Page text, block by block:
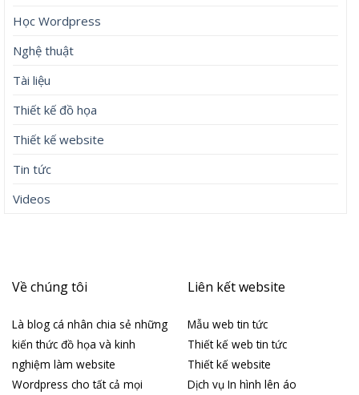
Học Wordpress
Nghệ thuật
Tài liệu
Thiết kế đồ họa
Thiết kế website
Tin tức
Videos
Về chúng tôi
Là blog cá nhân chia sẻ những
kiến thức đồ họa và kinh
nghiệm làm website
Wordpress cho tất cả mọi
Liên kết website
Mẫu web tin tức
Thiết kế web tin tức
Thiết kế website
Dịch vụ In hình lên áo